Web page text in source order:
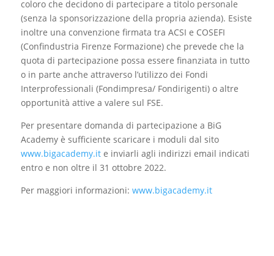
coloro che decidono di partecipare a titolo personale
(senza la sponsorizzazione della propria azienda). Esiste
inoltre una convenzione firmata tra ACSI e COSEFI
(Confindustria Firenze Formazione) che prevede che la
quota di partecipazione possa essere finanziata in tutto
o in parte anche attraverso l’utilizzo dei Fondi
Interprofessionali (Fondimpresa/ Fondirigenti) o altre
opportunità attive a valere sul FSE.
Per presentare domanda di partecipazione a BiG
Academy è sufficiente scaricare i moduli dal sito
www.bigacademy.ite inviarli agli indirizzi email indicati
entro e non oltre il 31 ottobre 2022.
Per maggiori informazioni: www.bigacademy.it